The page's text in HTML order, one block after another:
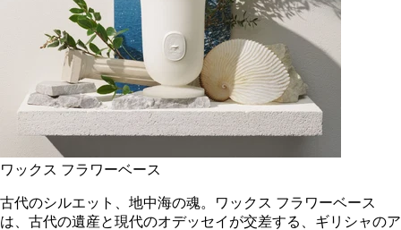
ワックス フラワーベース
古代のシルエット、地中海の魂。ワックス フラワーベース
は、古代の遺産と現代のオデッセイが交差する、ギリシャのア